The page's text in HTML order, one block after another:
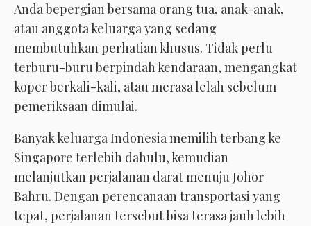
Anda bepergian bersama orang tua, anak-anak,
atau anggota keluarga yang sedang
membutuhkan perhatian khusus. Tidak perlu
terburu-buru berpindah kendaraan, mengangkat
koper berkali-kali, atau merasa lelah sebelum
pemeriksaan dimulai.
Banyak keluarga Indonesia memilih terbang ke
Singapore terlebih dahulu, kemudian
melanjutkan perjalanan darat menuju Johor
Bahru. Dengan perencanaan transportasi yang
tepat, perjalanan tersebut bisa terasa jauh lebih